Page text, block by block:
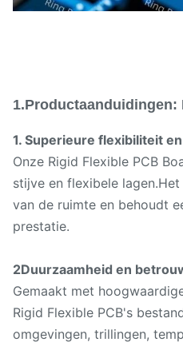
1.Productaanduidingen:
1. Superieure flexibiliteit
Onze Rigid Flexible PCB
stijve en flexibele
van de ruimte en behoudt
prestatie.
2Duurzaamheid en
Gemaakt met
Rigid Flexible PCB's
omgevingen, trillingen,